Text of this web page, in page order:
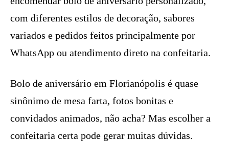
com diferentes estilos de decoração, sabores
variados e pedidos feitos principalmente por
WhatsApp ou atendimento direto na confeitaria.
Bolo de aniversário em Florianópolis é quase
sinônimo de mesa farta, fotos bonitas e
convidados animados, não acha? Mas escolher a
confeitaria certa pode gerar muitas dúvidas.